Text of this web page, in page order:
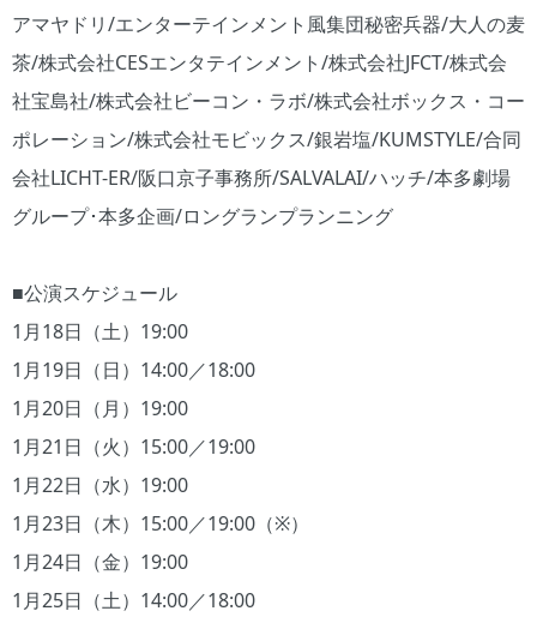
アマヤドリ/エンターテインメント風集団秘密兵器/大人の麦
茶/株式会社CESエンタテインメント/株式会社JFCT/株式会
社宝島社/株式会社ビーコン・ラボ/株式会社ボックス・コー
ポレーション/株式会社モビックス/銀岩塩/KUMSTYLE/合同
会社LICHT-ER/阪口京子事務所/SALVALAI/ハッチ/本多劇場
グループ･本多企画/ロングランプランニング
■公演スケジュール
1月18日（土）19:00
1月19日（日）14:00／18:00
1月20日（月）19:00
1月21日（火）15:00／19:00
1月22日（水）19:00
1月23日（木）15:00／19:00（※）
1月24日（金）19:00
1月25日（土）14:00／18:00